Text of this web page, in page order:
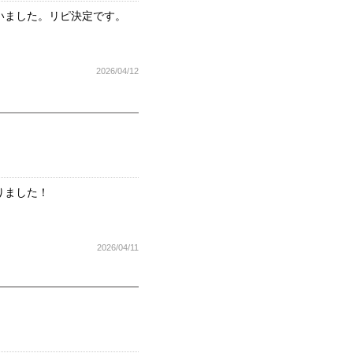
した。リピ決定です。
2026/04/12
した！
2026/04/11